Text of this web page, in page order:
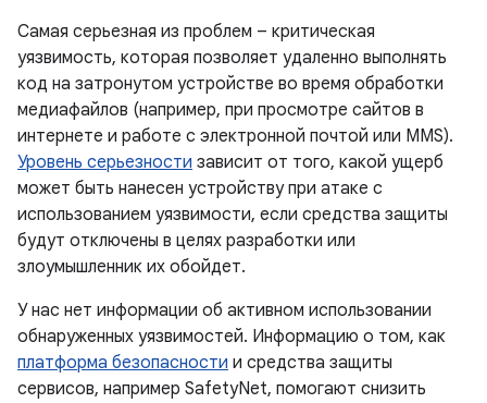
Самая серьезная из проблем – критическая
уязвимость, которая позволяет удаленно выполнять
код на затронутом устройстве во время обработки
медиафайлов (например, при просмотре сайтов в
интернете и работе с электронной почтой или MMS).
Уровень серьезности зависит от того, какой ущерб
может быть нанесен устройству при атаке с
использованием уязвимости, если средства защиты
будут отключены в целях разработки или
злоумышленник их обойдет.
У нас нет информации об активном использовании
обнаруженных уязвимостей. Информацию о том, как
платформа безопасности и средства защиты
сервисов, например SafetyNet, помогают снизить